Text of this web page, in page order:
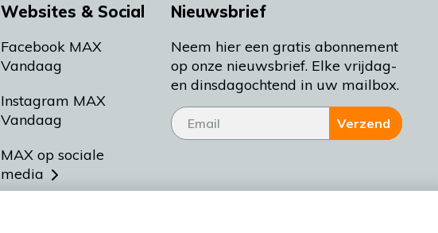
Websites & Social
Facebook MAX
Vandaag
Instagram MAX
Vandaag
MAX op sociale
media
Nieuwsbrief
Neem hier een gratis abonnement
op onze nieuwsbrief. Elke vrijdag-
en dinsdagochtend in uw mailbox.
Verzend